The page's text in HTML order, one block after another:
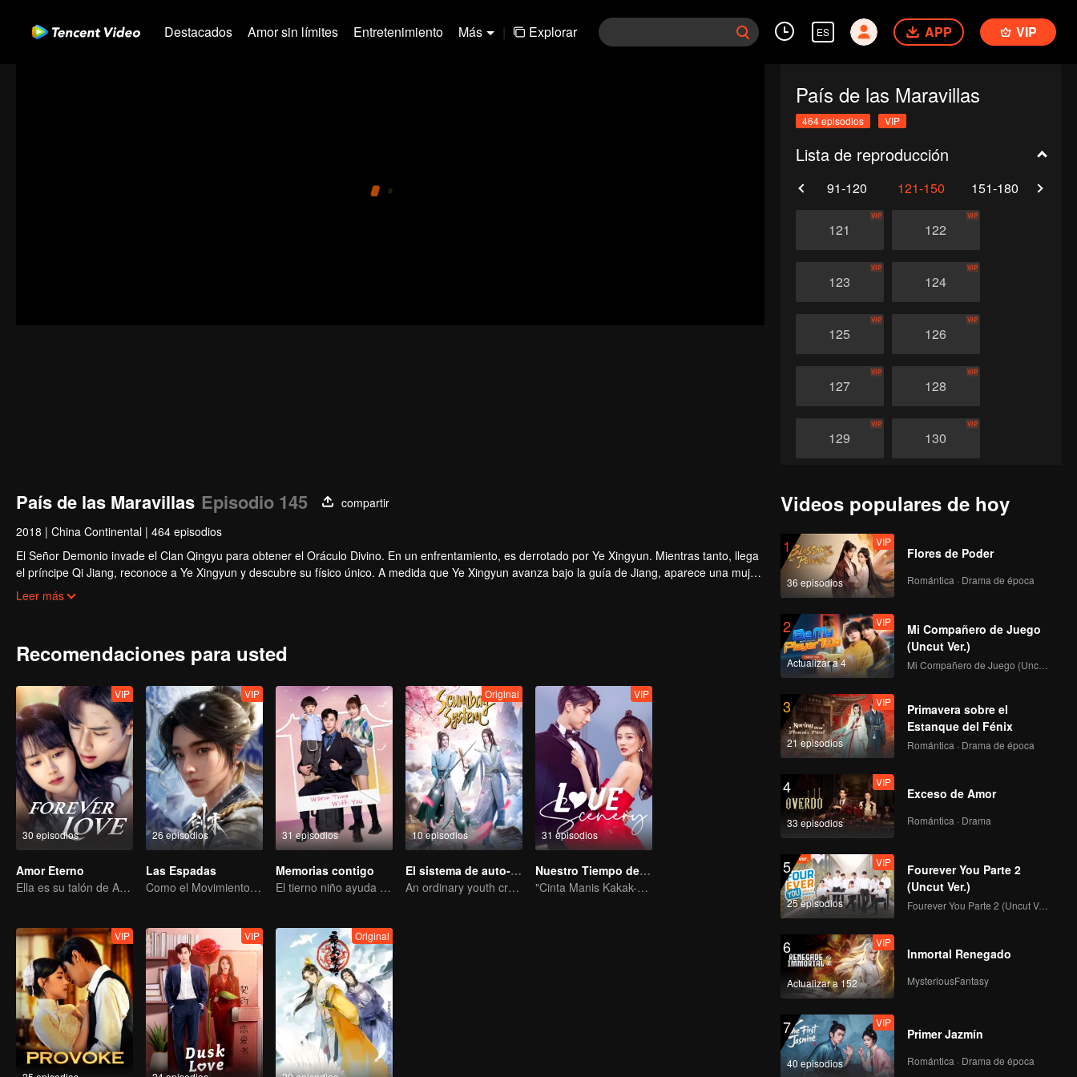
Destacados Amor sin límites Entretenimiento Más | Explorar ES APP VIP
País de las Maravillas
464 episodios VIP
Lista de reproducción
91-120 121-150 151-180
121
VIP
122
VIP
123
VIP
124
VIP
125
VIP
126
VIP
127
VIP
128
VIP
129
VIP
130
VIP
133
135
VIP VIP
137
VIP
138
VIP
139
141
VIP
142
143
VIP
144
VIP
145
VIP
147
VIP
148
VIP
149
VIP
150
País de las Maravillas Episodio 145
compartir
2018 | China Continental | 464 episodios
El Señor Demonio invade el Clan Qingyu para obtener el Oráculo Divino. En un enfrentamiento, es derrotado por Ye Xingyun. Mientras tanto, llega
el príncipe Qi Jiang, reconoce a Ye Xingyun y descubre su físico único. A medida que Ye Xingyun avanza bajo la guía de Jiang, aparece una mujer
misteriosa, An Yun, y se enreda en la disputa entre el Señor Demonio y Ye Xingyun.
Leer más
Recomendaciones para usted
30 episodios
VIP
Amor Eterno
Ella es su talón de Aquiles y su armadura.
26 episodios
VIP
Las Espadas
Como el Movimiento Celestial es Siempre Vigoroso, Así Debe un Caballero Esforzarse Incansablemente.
31 episodios
Memorias contigo
El tierno niño ayuda a que sus falsos padres conviertan la farsa en realidad
10 episodios
Original
El sistema de auto-salvación del villano escoria
An ordinary youth crossing as a villain into the book and abusing the hero!
31 episodios
VIP
Nuestro Tiempo de Amor
"Cinta Manis Kakak-Adik Xu Lu dan Lin Yi"
VIP VIP Original
Videos populares de hoy
1
36 episodios
VIP
Flores de Poder
Romántica · Drama de época
2
Actualizar a 4
VIP
Mi Compañero de Juego
(Uncut Ver.)
Mi Compañero de Juego (Uncut Ver.)
3
21 episodios
VIP
Primavera sobre el
Estanque del Fénix
Romántica · Drama de época
4
33 episodios
VIP
Exceso de Amor
Romántica · Drama
5
25 episodios
VIP
Fourever You Parte 2
(Uncut Ver.)
Fourever You Parte 2 (Uncut Ver.)
6
Actualizar a 152
VIP
Inmortal Renegado
MysteriousFantasy
7
40 episodios
VIP
Primer Jazmín
Romántica · Drama de época